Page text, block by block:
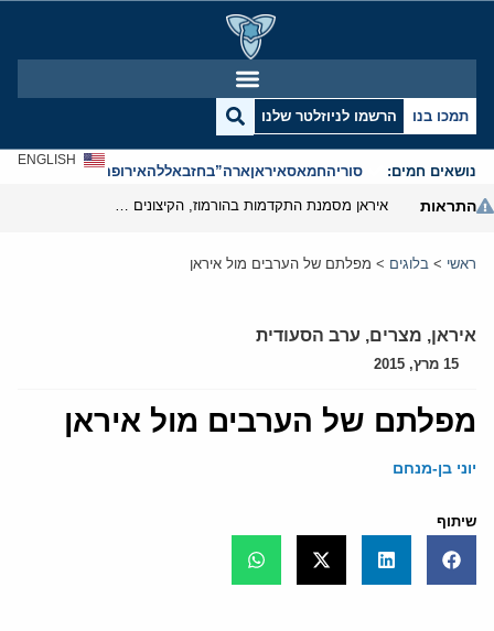
תמכו בנו הרשמו לניוזלטר שלנו
נושאים חמים: סוריהחמאסאיראןארה”בחזבאללהאירופהאנטישמיות
ENGLISH
התראות
ראשי > בלוגים > מפלתם של הערבים מול איראן
איראן, מצרים, ערב הסעודית
15 מרץ, 2015
מפלתם של הערבים מול איראן
יוני בן-מנחם
שיתוף